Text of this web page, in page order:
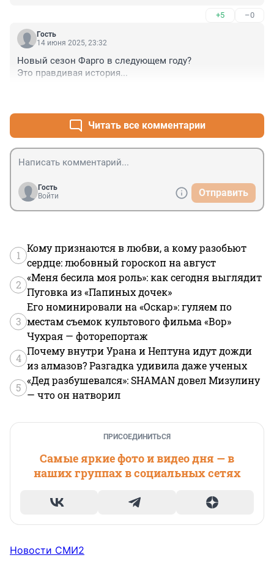
+5 –0
Гость
14 июня 2025, 23:32
Новый сезон Фарго в следующем году?
Это правдивая история...
Читать все комментарии
Гость
Войти
Отправить
1
Кому признаются в любви, а кому разобьют
сердце: любовный гороскоп на август
2
«Меня бесила моя роль»: как сегодня выглядит
Пуговка из «Папиных дочек»
3
Его номинировали на «Оскар»: гуляем по
местам съемок культового фильма «Вор»
Чухрая — фоторепортаж
4
Почему внутри Урана и Нептуна идут дожди
из алмазов? Разгадка удивила даже ученых
5
«Дед разбушевался»: SHAMAN довел Мизулину
— что он натворил
ПРИСОЕДИНИТЬСЯ
Самые яркие фото и видео дня — в
наших группах в социальных сетях
Новости СМИ2